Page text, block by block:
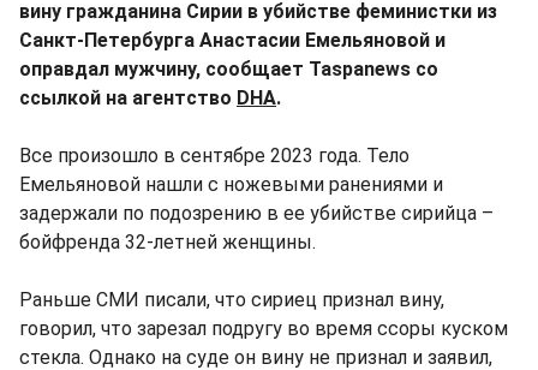
вину гражданина Сирии в убийстве феминистки из
Санкт-Петербурга Анастасии Емельяновой и
оправдал мужчину, сообщает Taspanews со
ссылкой на агентство DHA.
Все произошло в сентябре 2023 года. Тело
Емельяновой нашли с ножевыми ранениями и
задержали по подозрению в ее убийстве сирийца –
бойфренда 32-летней женщины.
Раньше СМИ писали, что сириец признал вину,
говорил, что зарезал подругу во время ссоры куском
стекла. Однако на суде он вину не признал и заявил,